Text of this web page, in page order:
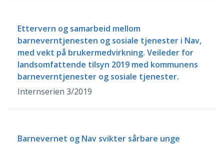
Ettervern og samarbeid mellom
barneverntjenesten og sosiale tjenester i Nav,
med vekt på brukermedvirkning. Veileder for
landsomfattende tilsyn 2019 med kommunens
barneverntjenester og sosiale tjenester.
Internserien 3/2019
Barnevernet og Nav svikter sårbare unge